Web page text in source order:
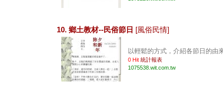
10. 鄉土教材--民俗節日 [風俗民情]
以輕鬆的方式，介紹各節日的由
0 Hit 統計報表
1075538.wit.com.tw